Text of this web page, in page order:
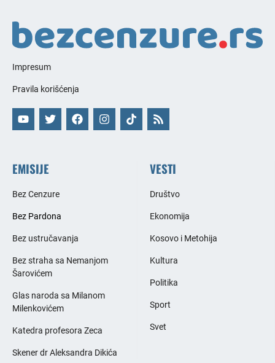
Impresum
Pravila korišćenja
EMISIJE
Bez Cenzure
Bez Pardona
Bez ustručavanja
Bez straha sa Nemanjom
Šarovićem
Glas naroda sa Milanom
Milenkovićem
Katedra profesora Zeca
Skener dr Aleksandra Dikića
VESTI
Društvo
Ekonomija
Kosovo i Metohija
Kultura
Politika
Sport
Svet